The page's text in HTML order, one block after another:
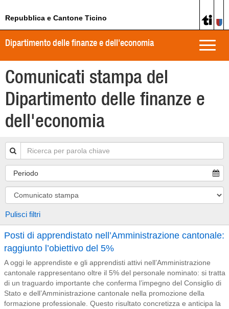
Repubblica e Cantone Ticino
Toggle
Dipartimento delle finanze e dell'economia
Comunicati stampa del
Dipartimento delle finanze e
dell'economia
Periodo
Pulisci filtri
Posti di apprendistato nell’Amministrazione cantonale:
raggiunto l’obiettivo del 5%
A oggi le apprendiste e gli apprendisti attivi nell’Amministrazione
cantonale rappresentano oltre il 5% del personale nominato: si tratta
di un traguardo importante che conferma l’impegno del Consiglio di
Stato e dell’Amministrazione cantonale nella promozione della
formazione professionale. Questo risultato concretizza e anticipa la